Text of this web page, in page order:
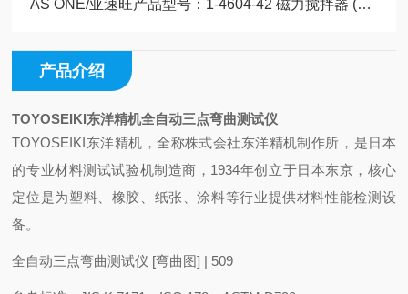
AS ONE/亚速旺产品型号：1-4604-42 磁力搅拌器 (数码式)现货20台
产品介绍
TOYOSEIKI东洋精机全自动三点弯曲测试仪
TOYOSEIKI东洋精机，全称株式会社东洋精机制作所‌，是日本
的专业材料测试试验机制造商，1934年创立于日本东京，核心
定位是为塑料、橡胶、纸张、涂料等行业提供材料性能检测设
备。
全自动三点弯曲测试仪 [弯曲图] | 509